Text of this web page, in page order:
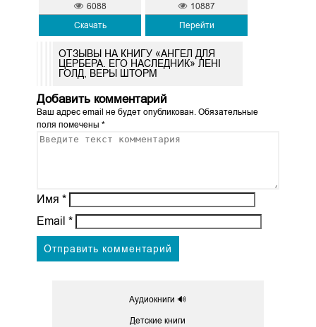
Скачать
6088
Перейти
10887
ОТЗЫВЫ НА КНИГУ «АНГЕЛ ДЛЯ
ЦЕРБЕРА. ЕГО НАСЛЕДНИК» ЛЕНІ
ГОЛД, ВЕРЫ ШТОРМ
Добавить комментарий
Ваш адрес email не будет опубликован.Обязательные
поля помечены *
Имя *
Email *
Аудиокниги 🔊
Детские книги